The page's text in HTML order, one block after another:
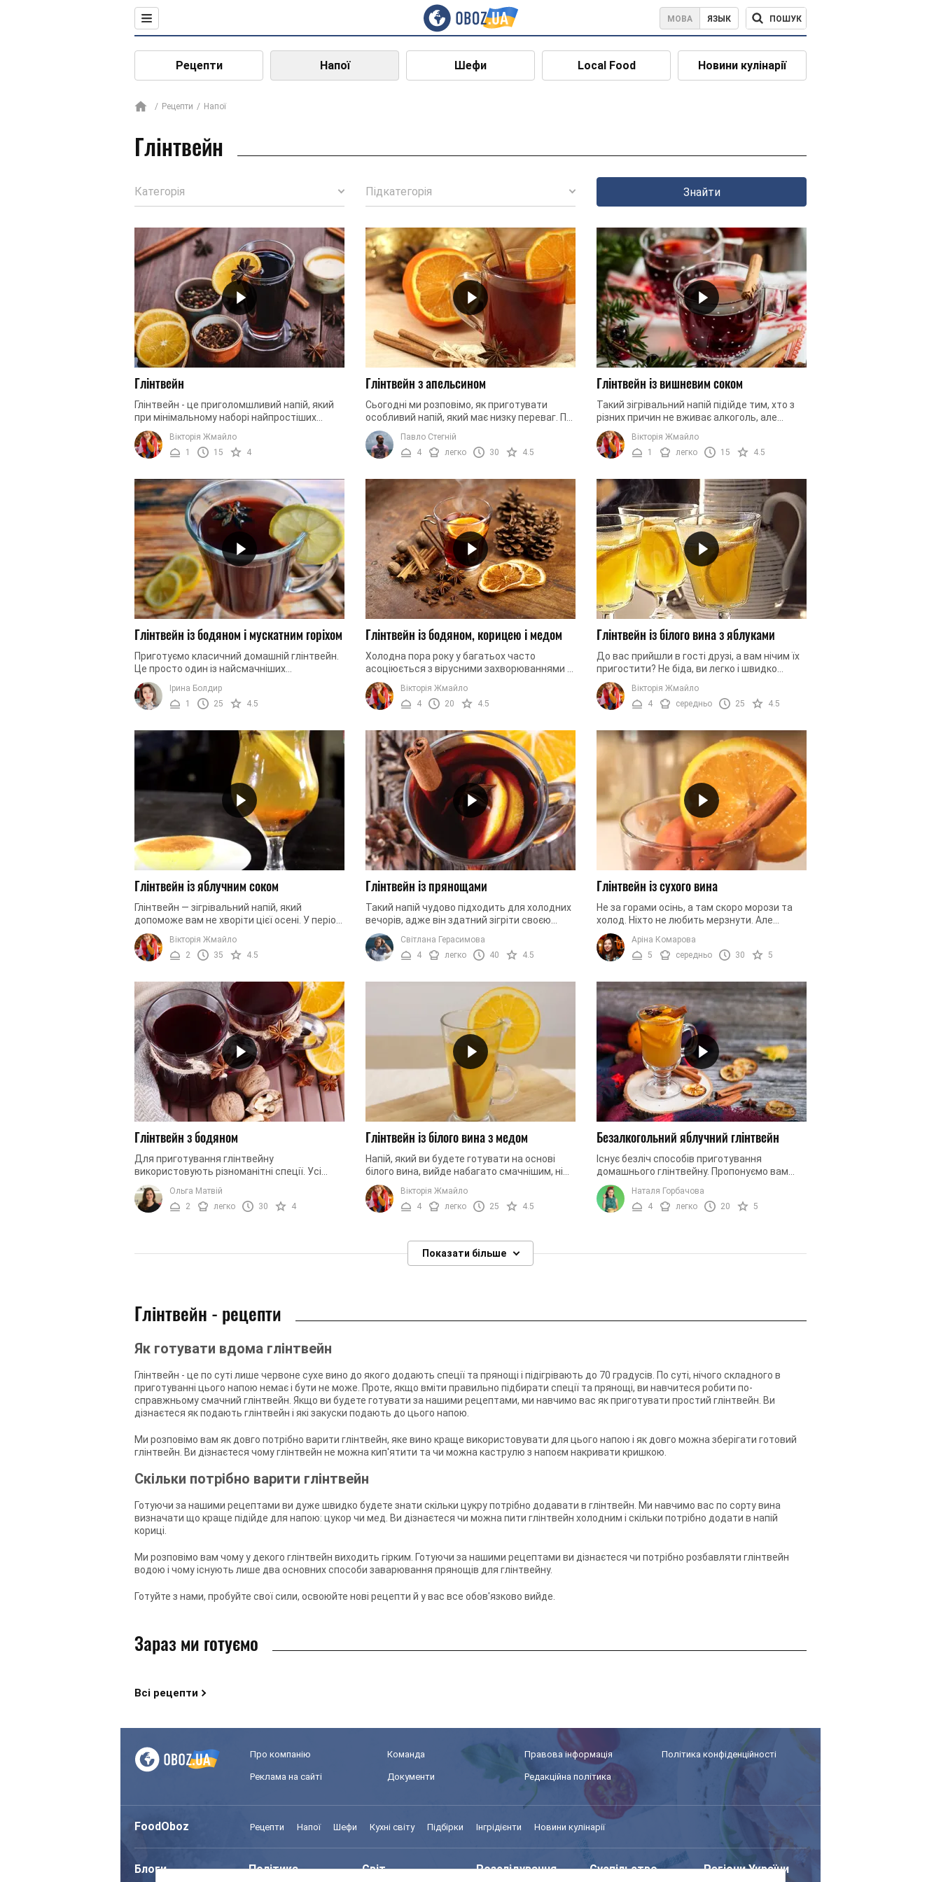
МОВА ЯЗЫК ПОШУК
Рецепти Напої Шефи Local Food Новини кулінарії
Рецепти Напої
Глінтвейн
Категорія Підкатегорія Знайти
Глінтвейн
Глінтвейн - це приголомшливий напій, який
при мінімальному наборі найпростіших
спецій і цитрусових подарує вам унікальну
гру смаку і наповнить ваш ...
Вікторія Жмайло
1
15 4
Глінтвейн з апельсином
Сьогодні ми розповімо, як приготувати
особливий напій, який має низку переваг. По-
перше, він смачний, ароматний та корисний.
По-друге, він володіє ...
Павло Стегній
4
легко 30 4.5
Глінтвейн із вишневим соком
Такий зігрівальний напій підійде тим, хто з
різних причин не вживає алкоголь, але
любить потішити себе смачним
глінтвейном. Завдяки послідовному ...
Вікторія Жмайло
1
легко 15 4.5
Глінтвейн із бодяном і мускатним горіхом
Приготуємо класичний домашній глінтвейн.
Це просто один із найсмачніших
зігрівальних напоїв. Потіште себе в холодну
пору року і будьте здорові! Ви ...
Ірина Болдир
1
25 4.5
Глінтвейн із бодяном, корицею і медом
Холодна пора року у багатьох часто
асоціюється з вірусними захворюваннями –
кашлем, закладеним носом і головними
болями. Тому після тривалого ...
Вікторія Жмайло
4
20 4.5
Глінтвейн із білого вина з яблуками
До вас прийшли в гості друзі, а вам нічим їх
пригостити? Не біда, ви легко і швидко
зможете приготувати глінтвейн із білого
вина з яблуками та ...
Вікторія Жмайло
4
середньо 25 4.5
Глінтвейн із яблучним соком
Глінтвейн — зігрівальний напій, який
допоможе вам не хворіти цієї осені. У період
холодів нам так хочеться зігрітися. Можна,
звичайно ж, не виходити ...
Вікторія Жмайло
2
35 4.5
Глінтвейн із прянощами
Такий напій чудово підходить для холодних
вечорів, адже він здатний зігріти своєю
теплотою, і підняти настрій своїм смаком.
Правильно підібрані ...
Світлана Герасимова
4
легко 40 4.5
Глінтвейн із сухого вина
Не за горами осінь, а там скоро морози та
холод. Ніхто не любить мерзнути. Але
зігрітися нам допоможе глінтвейн із сухого
вина. Теплий, пряний, ...
Аріна Комарова
5
середньо 30 5
Глінтвейн з бодяном
Для приготування глінтвейну
використовують різноманітні спеції. Усі
вони роблять цей зігрівальний напій
надзвичайно ароматним. Проте, якщо для ...
Ольга Матвій
2
легко 30 4
Глінтвейн із білого вина з медом
Напій, який ви будете готувати на основі
білого вина, вийде набагато смачнішим, ніж
звичайний глінтвейн. Любителям гарячого
вина наш рецепт ...
Вікторія Жмайло
4
легко 25 4.5
Безалкогольний яблучний глінтвейн
Існує безліч способів приготування
домашнього глінтвейну. Пропонуємо вам
спробувати рецепт безалкогольного
зігрівального яблучного напою. Весь секрет
...
Наталя Горбачова
4
легко 20 5
Показати більше
Глінтвейн - рецепти
Як готувати вдома глінтвейн
Глінтвейн - це по суті лише червоне сухе вино до якого додають спеції та прянощі і підігрівають до 70 градусів. По суті, нічого складного в
приготуванні цього напою немає і бути не може. Проте, якщо вміти правильно підбирати спеції та прянощі, ви навчитеся робити по-
справжньому смачний глінтвейн. Якщо ви будете готувати за нашими рецептами, ми навчимо вас як приготувати простий глінтвейн. Ви
дізнаєтеся як подають глінтвейн і які закуски подають до цього напою.
Ми розповімо вам як довго потрібно варити глінтвейн, яке вино краще використовувати для цього напою і як довго можна зберігати готовий
глінтвейн. Ви дізнаєтеся чому глінтвейн не можна кип'ятити та чи можна каструлю з напоєм накривати кришкою.
Скільки потрібно варити глінтвейн
Готуючи за нашими рецептами ви дуже швидко будете знати скільки цукру потрібно додавати в глінтвейн. Ми навчимо вас по сорту вина
визначати що краще підійде для напою: цукор чи мед. Ви дізнаєтеся чи можна пити глінтвейн холодним і скільки потрібно додати в напій
кориці.
Ми розповімо вам чому у декого глінтвейн виходить гірким. Готуючи за нашими рецептами ви дізнаєтеся чи потрібно розбавляти глінтвейн
водою і чому існують лише два основних способи заварювання прянощів для глінтвейну.
Готуйте з нами, пробуйте свої сили, освоюйте нові рецепти й у вас все обов'язково вийде.
Зараз ми готуємо
Всі рецепти
Про компанію Команда Правова інформація Політика конфіденційності
Реклама на сайті Документи Редакційна політика
FoodOboz Рецепти Напої Шефи Кухні світу Підбірки Інгрідієнти Новини кулінарії
Блоги Політика Світ Розслідування Суспільство Регіони України